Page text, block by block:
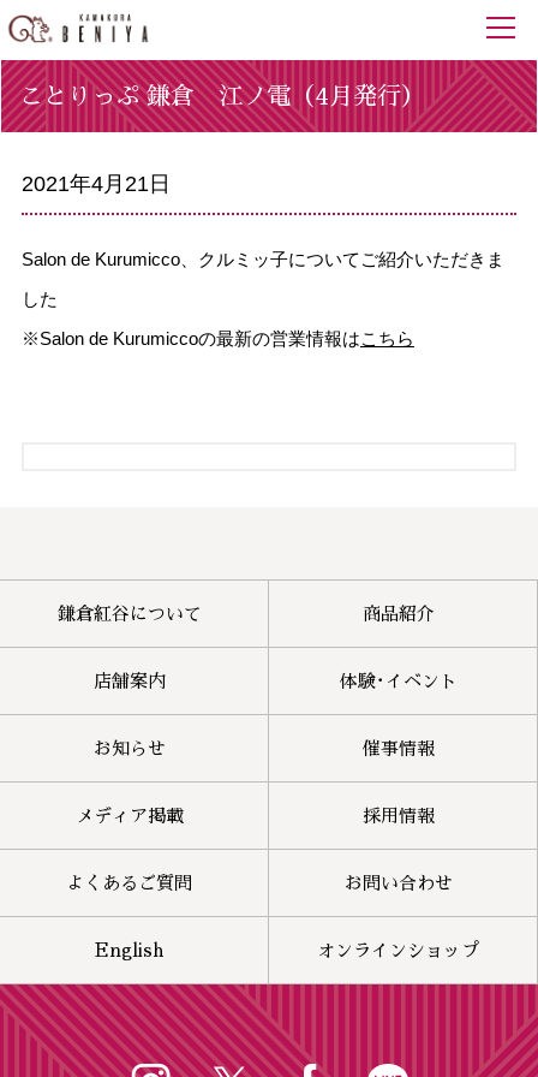
ことりっぷ 鎌倉 江ノ電（4月発行）
2021年4月21日
Salon de Kurumicco、クルミッ子についてご紹介いただきま
した
※Salon de Kurumiccoの最新の営業情報はこちら
鎌倉紅谷について 商品紹介
店舗案内 体験･イベント
お知らせ 催事情報
メディア掲載 採用情報
よくあるご質問 お問い合わせ
English オンラインショップ